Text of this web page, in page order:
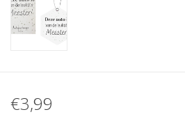
Kadobonnen
Merken
€3,99